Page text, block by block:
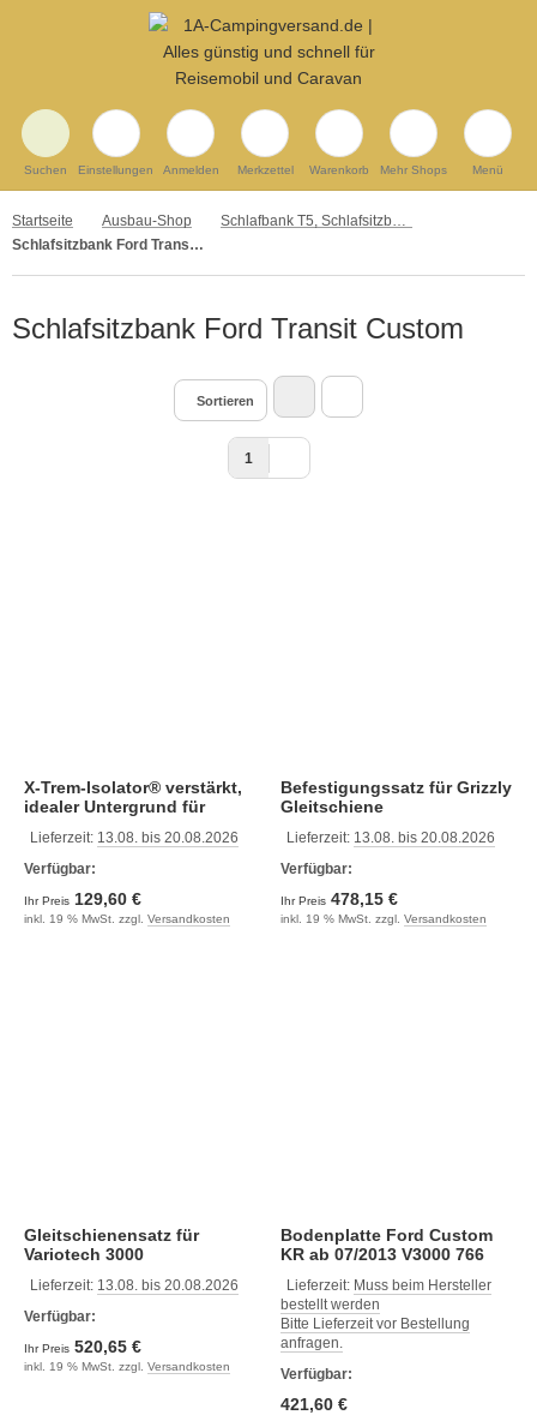
Suchen Einstellungen Anmelden Merkzettel Warenkorb Mehr Shops Menü
Startseite Ausbau-Shop
Schlafbank T5, Schlafsitzbank T6 und andere Campingbusse
Schlafsitzbank Ford Transit Custom
Schlafsitzbank Ford Transit Custom
Sortieren
1
X-Trem-Isolator® verstärkt,
idealer Untergrund für
Lieferzeit: 13.08. bis 20.08.2026
Verfügbar:
Ihr Preis 129,60 €
inkl. 19 % MwSt. zzgl. Versandkosten
Befestigungssatz für Grizzly
Gleitschiene
Lieferzeit: 13.08. bis 20.08.2026
Verfügbar:
Ihr Preis 478,15 €
inkl. 19 % MwSt. zzgl. Versandkosten
Gleitschienensatz für
Variotech 3000
Lieferzeit: 13.08. bis 20.08.2026
Verfügbar:
Ihr Preis 520,65 €
inkl. 19 % MwSt. zzgl. Versandkosten
Bodenplatte Ford Custom
KR ab 07/2013 V3000 766
Schiffsboden
Lieferzeit: Muss beim Hersteller
bestellt werden
Bitte Lieferzeit vor Bestellung
anfragen.
Verfügbar:
421,60 €